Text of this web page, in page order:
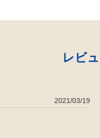
レビ
2021/03/19